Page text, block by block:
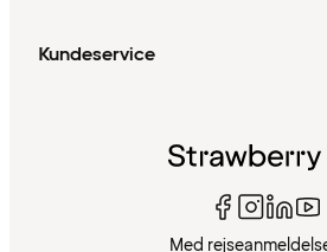
Kundeservice
Med